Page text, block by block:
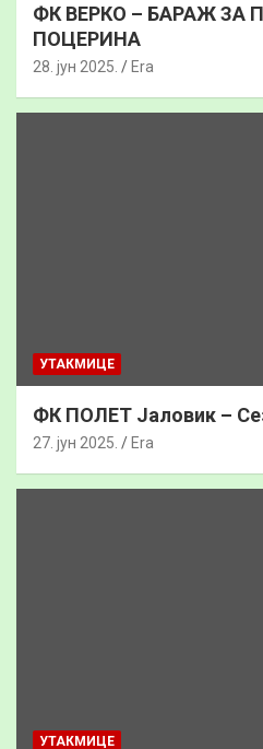
ФК ВЕРКО – БАРАЖ ЗА
ПОЦЕРИНА
28. јун 2025. Era
УТАКМИЦЕ
ФК ПОЛЕТ Јаловик –
27. јун 2025. Era
УТАКМИЦЕ